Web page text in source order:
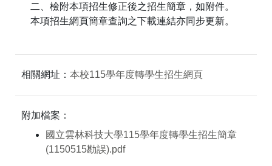
二、檢附本項招生修正後之招生簡章，如附件。
本項招生網頁簡章查詢之下載連結亦同步更新。
相關網址： 本校115學年度轉學生招生網頁
附加檔案：
國立雲林科技大學115學年度轉學生招生簡章
(1150515勘誤).pdf